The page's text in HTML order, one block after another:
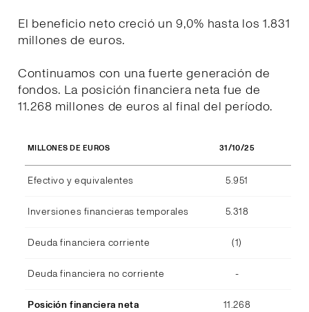
El beneficio neto creció un 9,0% hasta los 1.831
millones de euros.
Continuamos con una fuerte generación de
fondos. La posición financiera neta fue de
11.268 millones de euros al final del período.
MILLONES DE EUROS 31/10/25
Efectivo y equivalentes 5.951
Inversiones financieras temporales 5.318
Deuda financiera corriente (1)
Deuda financiera no corriente -
Posición financiera neta 11.268